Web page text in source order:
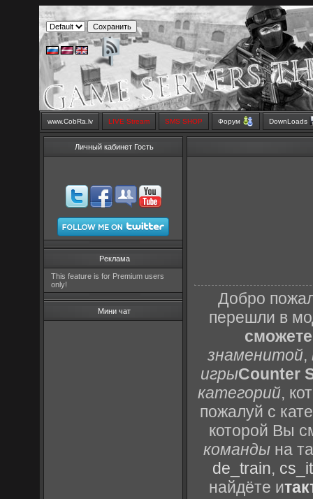
www.CobRa.lv LIVE Stream SMS SHOP Форум DownLoads
Личный кабинет Гость
Реклама
This feature is for Premium users
only!
Мини чат
Добро
перешли в
знаменитой,
игрыCounter
категорий,
пожалуй с
которой Вы
команды на
de_train,
найдёте и